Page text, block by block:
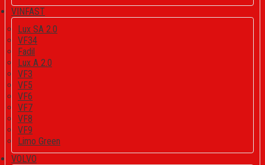
VINFAST
Lux SA 2.0
VF34
Fadil
Lux A 2.0
VF3
VF5
VF6
VF7
VF8
VF9
Limo Green
VOLVO